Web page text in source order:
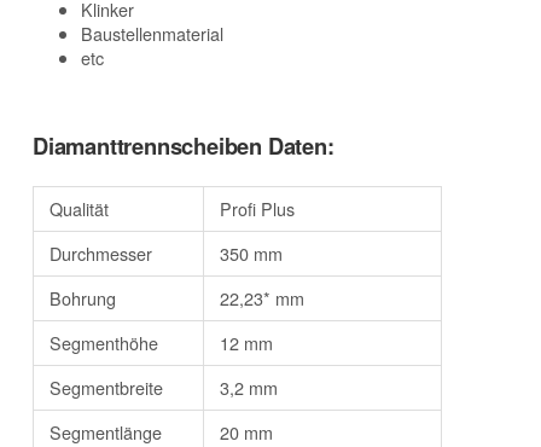
Klinker
Baustellenmaterial
etc
Diamanttrennscheiben Daten:
Qualität
Profi Plus
Durchmesser
350 mm
Bohrung
22,23* mm
Segmenthöhe
12 mm
Segmentbreite
3,2 mm
Segmentlänge
20 mm